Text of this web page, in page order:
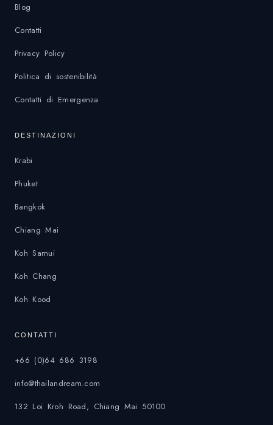
Blog
Contatti
Privacy Policy
Politica di sostenibilità
Contatti di Emergenza
DESTINAZIONI
Krabi
Phuket
Bangkok
Chiang Mai
Koh Samui
Koh Chang
Koh Kood
CONTATTI
+66 (0)64 686 3198
info@thailandream.com
132 Loi Kroh Road, Chiang Mai 50100